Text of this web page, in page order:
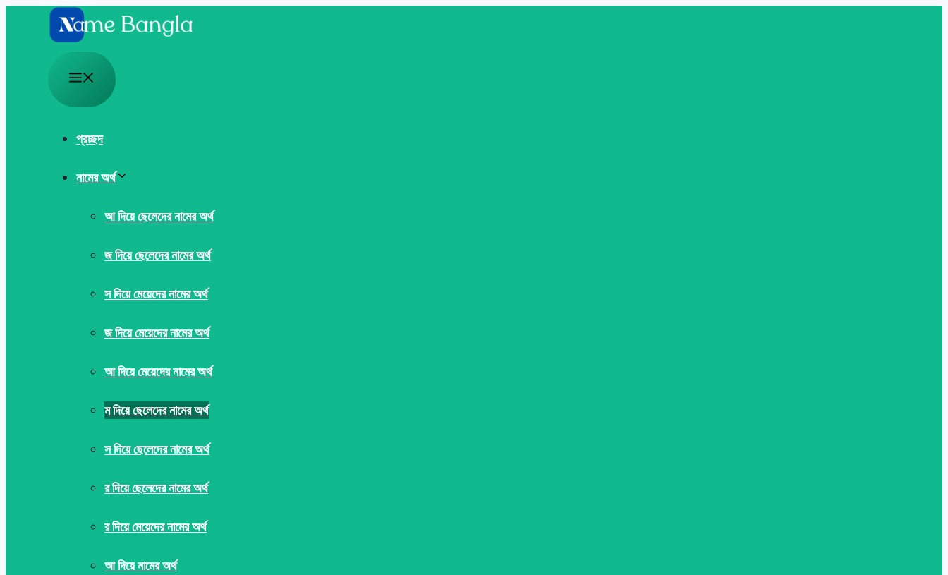
Menu
প্রচ্ছদ
নামের অর্থ
আ দিয়ে ছেলেদের নামের অর্থ
জ দিয়ে ছেলেদের নামের অর্থ
স দিয়ে মেয়েদের নামের অর্থ
জ দিয়ে মেয়েদের নামের অর্থ
আ দিয়ে মেয়েদের নামের অর্থ
ম দিয়ে ছেলেদের নামের অর্থ
স দিয়ে ছেলেদের নামের অর্থ
র দিয়ে ছেলেদের নামের অর্থ
র দিয়ে মেয়েদের নামের অর্থ
আ দিয়ে নামের অর্থ